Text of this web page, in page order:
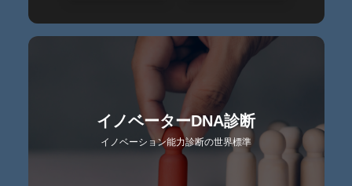
イノベーターDNA診断
イノベーション能力診断の世界標準